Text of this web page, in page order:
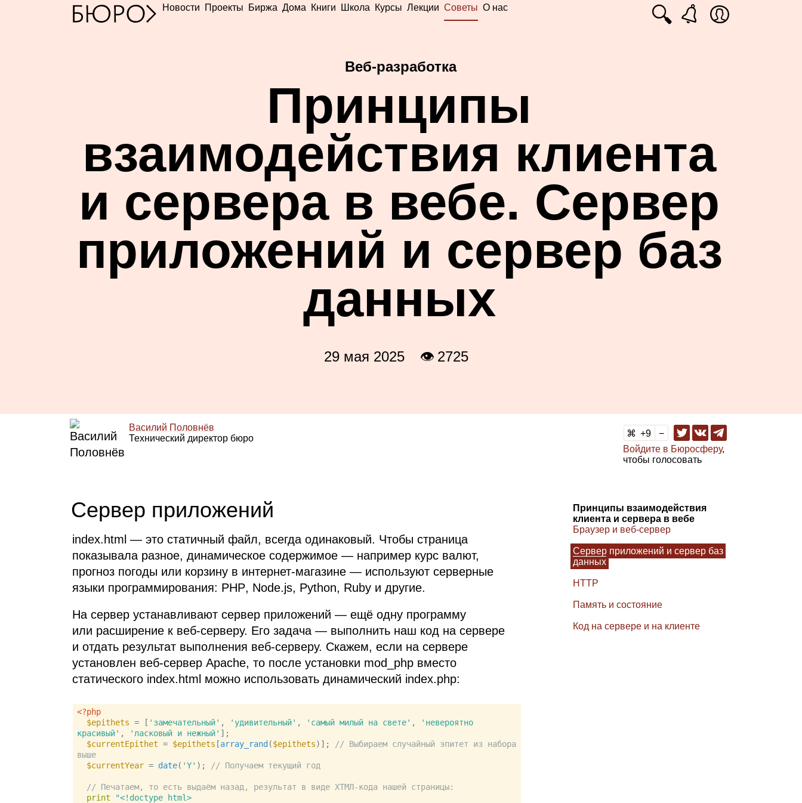
Новости Проекты Биржа Дома Книги Школа Курсы Лекции Советы О нас 🔍
Веб-разработка
Принципы
взаимодействия клиента
и сервера в вебе. Сервер
приложений и сервер баз
данных
29 мая 2025 👁 2725
Василий Половнёв
Технический директор бюро
9
Войдите в Бюросферу,
чтобы голосовать
Принципы взаимодействия
клиента и сервера в вебе
Браузер и веб‑сервер
Сервер приложений и сервер баз
данных
HTTP
Память и состояние
Код на сервере и на клиенте
Сервер приложений
index.html — это статичный файл, всегда одинаковый. Чтобы страница
показывала разное, динамическое содержимое — например курс валют,
прогноз погоды или корзину в интернет‑магазине — используют серверные
языки программирования: PHP, Node.js, Python, Ruby и другие.
На сервер устанавливают сервер приложений — ещё одну программу
или расширение к веб‑серверу. Его задача — выполнить наш код на сервере
и отдать результат выполнения веб‑серверу. Скажем, если на сервере
установлен веб‑сервер Apache, то после установки mod_php вместо
статического index.html можно использовать динамический index.php:
<?php
$epithets = [ 'замечательный' , 'удивительный' , 'самый милый на свете' ,
'невероятно
красивый' , 'ласковый и нежный' ];
$currentEpithet = $epithets [array_rand ($epithets)];
// Выбираем случайный эпитет из набора
выше
$currentYear = date( 'Y' ); // Получаем текущий год
// Печатаем, то есть выдаём назад, результат в виде ХТМЛ-кода нашей страницы:
print
"<!doctype html>